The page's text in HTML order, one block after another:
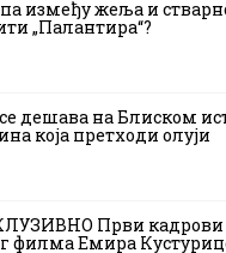
између жеља и
„Палантира“?
дешава на Блиском
која претходи олуји
Први кадрови
филма Емира